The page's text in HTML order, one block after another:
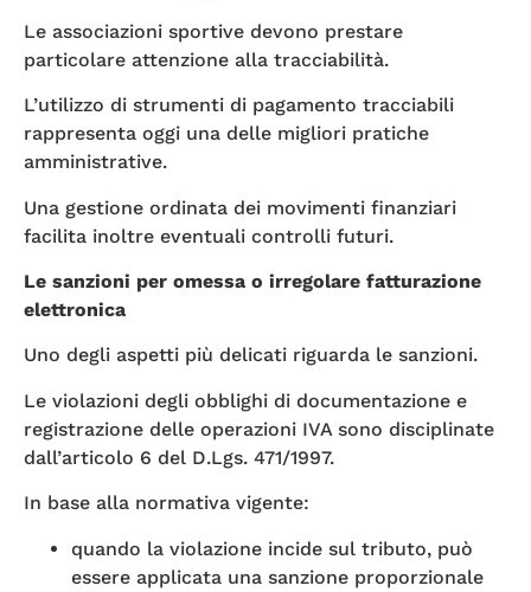
Le associazioni sportive devono prestare
particolare attenzione alla tracciabilità.
L’utilizzo di strumenti di pagamento tracciabili
rappresenta oggi una delle migliori pratiche
amministrative.
Una gestione ordinata dei movimenti finanziari
facilita inoltre eventuali controlli futuri.
Le sanzioni per omessa o irregolare fatturazione
elettronica
Uno degli aspetti più delicati riguarda le sanzioni.
Le violazioni degli obblighi di documentazione e
registrazione delle operazioni IVA sono disciplinate
dall’articolo 6 del D.Lgs. 471/1997.
In base alla normativa vigente:
quando la violazione incide sul tributo, può
essere applicata una sanzione proporzionale